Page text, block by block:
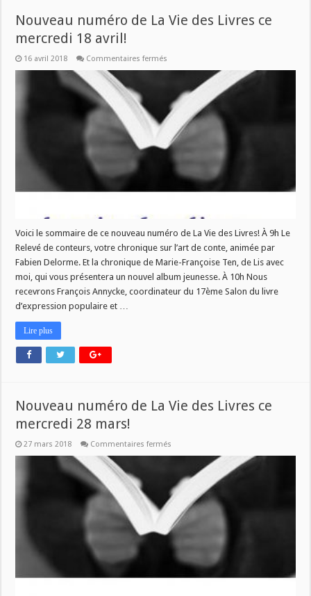
Nouveau numéro de La Vie des Livres ce
mercredi 18 avril!
16 avril 2018 Commentaires fermés
Vie
des
Livres
mercredi
18
Voici le sommaire de ce nouveau numéro de La Vie des Livres! À 9h Le
Relevé de conteurs, votre chronique sur l’art de conte, animée par
Fabien Delorme. Et la chronique de Marie-Françoise Ten, de Lis avec
moi, qui vous présentera un nouvel album jeunesse. À 10h Nous
recevrons François Annycke, coordinateur du 17ème Salon du livre
d’expression populaire et …
Lire plus
Nouveau numéro de La Vie des Livres ce
mercredi 28 mars!
27 mars 2018 Commentaires fermés
La
Vie
des
Livres
ce
mercredi
28